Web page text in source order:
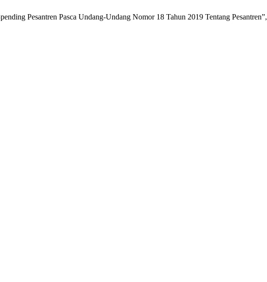
Pesantren Pasca Undang-Undang Nomor 18 Tahun 2019 Tentang Pesantren”,